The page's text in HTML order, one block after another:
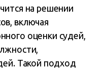
на решении
включая
оценки судей,
Такой подход